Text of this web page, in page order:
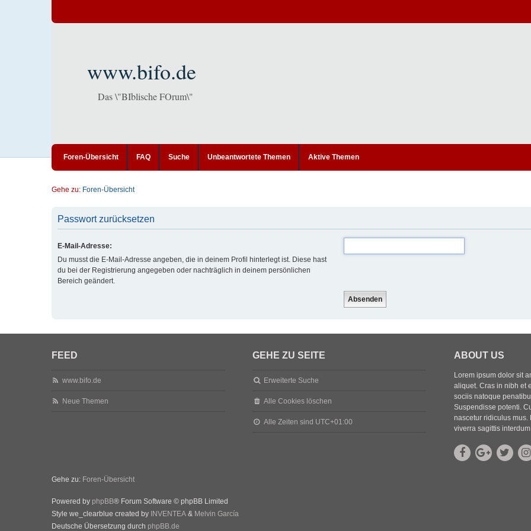
www.bifo.de
Das \"BIblische FOrum\"
Foren-Übersicht FAQ Suche Unbeantwortete Themen Aktive Themen
Gehe zu: Foren-Übersicht
Passwort zurücksetzen
E-Mail-Adresse:
Du musst die E-Mail-Adresse angeben, die in deinem Profil hinterlegt ist. Diese hast
du bei der Registrierung angegeben oder nachträglich in deinem persönlichen
Bereich geändert.
FEED
www.bifo.de
Neue Themen
GEHE ZU SEITE
Erweiterte Suche
Alle Cookies löschen
Alle Zeiten sind UTC+01:00
ABOUT US
Lorem ipsum dolor sit
aliquet. Cras in nibh et
sociis natoque
Suspendisse potenti.
nascetur ridiculus mus.
viverra sagittis
Gehe zu: Foren-Übersicht
Powered by phpBB® Forum Software © phpBB Limited
Style we_clearblue created by INVENTEA & Melvin García
Deutsche Übersetzung durch phpBB.de